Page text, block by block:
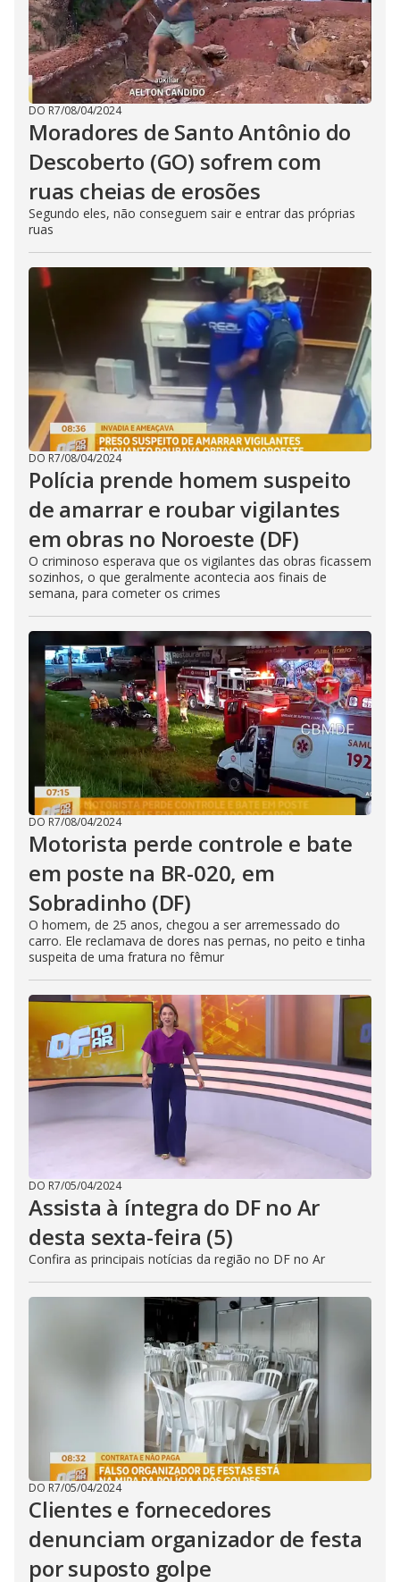
DO R7/08/04/2024
Moradores de Santo Antônio do
Descoberto (GO) sofrem com
ruas cheias de erosões
Segundo eles, não conseguem sair e entrar das próprias
ruas
DO R7/08/04/2024
Polícia prende homem suspeito
de amarrar e roubar vigilantes
em obras no Noroeste (DF)
O criminoso esperava que os vigilantes das obras ficassem
sozinhos, o que geralmente acontecia aos finais de
semana, para cometer os crimes
DO R7/08/04/2024
Motorista perde controle e bate
em poste na BR-020, em
Sobradinho (DF)
O homem, de 25 anos, chegou a ser arremessado do
carro. Ele reclamava de dores nas pernas, no peito e tinha
suspeita de uma fratura no fêmur
DO R7/05/04/2024
Assista à íntegra do DF no Ar
desta sexta-feira (5)
Confira as principais notícias da região no DF no Ar
DO R7/05/04/2024
Clientes e fornecedores
denunciam organizador de festa
por suposto golpe